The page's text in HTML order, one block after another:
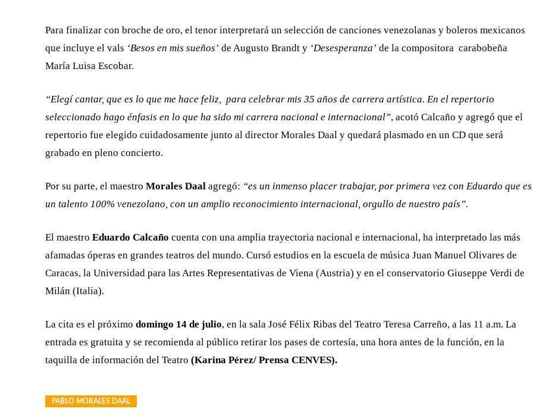
Para finalizar con broche de oro, el tenor interpretará un selección de canciones venezolanas y boleros mexicanos
que incluye el vals ‘Besos en mis sueños’ de Augusto Brandt y ‘Desesperanza’ de la compositora carabobeña
María Luisa Escobar.
“Elegí cantar, que es lo que me hace feliz, para celebrar mis 35 años de carrera artística. En el repertorio
seleccionado hago énfasis en lo que ha sido mi carrera nacional e internacional”, acotó Calcaño y agregó que el
repertorio fue elegido cuidadosamente junto al director Morales Daal y quedará plasmado en un CD que será
grabado en pleno concierto.
Por su parte, el maestro Morales Daal agregó: “es un inmenso placer trabajar, por primera vez con Eduardo que es
un talento 100% venezolano, con un amplio reconocimiento internacional, orgullo de nuestro país”.
El maestro Eduardo Calcaño cuenta con una amplia trayectoria nacional e internacional, ha interpretado las más
afamadas óperas en grandes teatros del mundo. Cursó estudios en la escuela de música Juan Manuel Olivares de
Caracas, la Universidad para las Artes Representativas de Viena (Austria) y en el conservatorio Giuseppe Verdi de
Milán (Italia).
La cita es el próximo domingo 14 de julio, en la sala José Félix Ribas del Teatro Teresa Carreño, a las 11 a.m. La
entrada es gratuita y se recomienda al público retirar los pases de cortesía, una hora antes de la función, en la
taquilla de información del Teatro (Karina Pérez/ Prensa CENVES).
PABLO MORALES DAAL